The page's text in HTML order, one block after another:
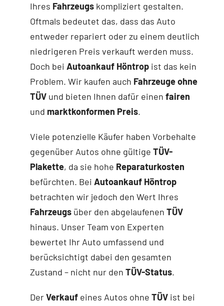
Ihres Fahrzeugskompliziert gestalten.
Oftmals bedeutet das, dass das Auto
entweder repariert oder zu einem deutlich
niedrigeren Preis verkauft werden muss.
Doch bei Autoankauf Höntrop ist das kein
Problem. Wir kaufen auch Fahrzeuge ohne
TÜVund bieten Ihnen dafür einen fairen
und marktkonformen Preis.
Viele potenzielle Käufer haben Vorbehalte
gegenüber Autos ohne gültige TÜV-
Plakette, da sie hohe Reparaturkosten
befürchten. Bei Autoankauf Höntrop
betrachten wir jedoch den Wert Ihres
Fahrzeugsüber den abgelaufenen TÜV
hinaus. Unser Team von Experten
bewertet Ihr Auto umfassend und
berücksichtigt dabei den gesamten
Zustand – nicht nur den TÜV-Status.
DerVerkaufeines Autos ohne TÜVist bei